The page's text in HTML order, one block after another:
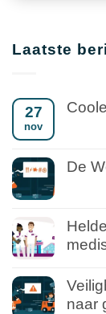
Laatste
27
nov
De
naar